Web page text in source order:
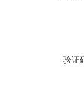
验证